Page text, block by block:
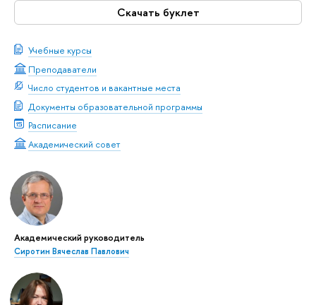
Скачать буклет
Учебные курсы
Преподаватели
Число студентов и вакантные места
Документы образовательной программы
Расписание
Академический совет
Академический руководитель
Сиротин Вячеслав Павлович